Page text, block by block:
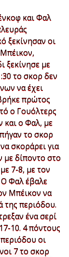
και Φαλ
ξεκίνησαν οι
ξεκίνησε με
το σκορ δεν
να έχει
πρώτος
ο Γουόλτερς
και ο Φαλ, με
το σκορ
σκοράρει για
με δίποντο στο
7-8, με τον
Ο Φαλ έβαλε
Μπέικον να
της περιόδου.
ένα σερί
10. 4 πόντους
οι
7 το σκορ